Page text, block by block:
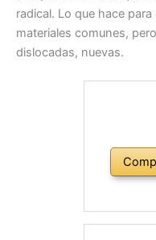
radical. Lo que hace
materiales comunes,
dislocadas, nuevas.